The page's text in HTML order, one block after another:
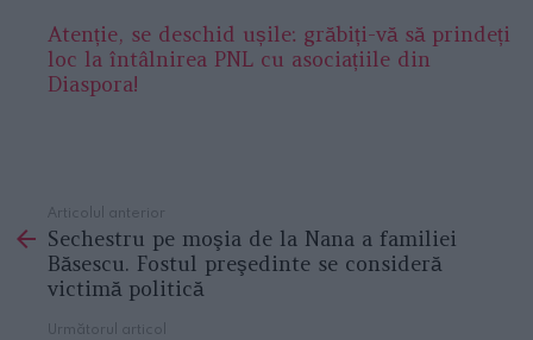
Atenție, se deschid ușile: grăbiți-vă să prindeți
loc la întâlnirea PNL cu asociațiile din
Diaspora!
more
Articolul anterior
Sechestru pe moşia de la Nana a familiei
Băsescu. Fostul preşedinte se consideră
victimă politică
Următorul articol